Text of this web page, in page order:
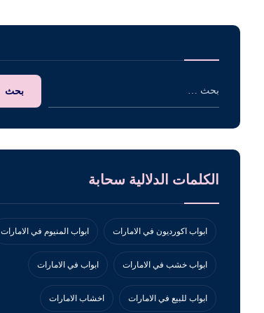
الكلمات الدلالية سحابة
ابواب اكورديون في الامارات ابواب المنيوم في الامارات
ابواب خشب في الامارات ابواب في الامارات
ابواب للبيع في الامارات اخشاب الامارات